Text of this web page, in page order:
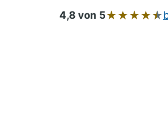
4,8 von 5★★★★★